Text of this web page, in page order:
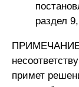
раздел
примет